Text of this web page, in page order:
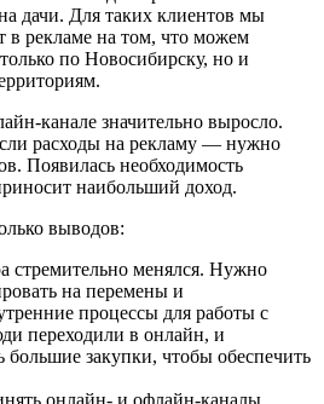
дачи. Для таких клиентов мы
в рекламе на том, что можем
по Новосибирску, но и
канале значительно выросло.
расходы на рекламу — нужно
Появилась необходимость
наибольший доход.
выводов:
стремительно менялся. Нужно
на перемены и
процессы для работы с
переходили в онлайн, и
большие закупки, чтобы обеспечить